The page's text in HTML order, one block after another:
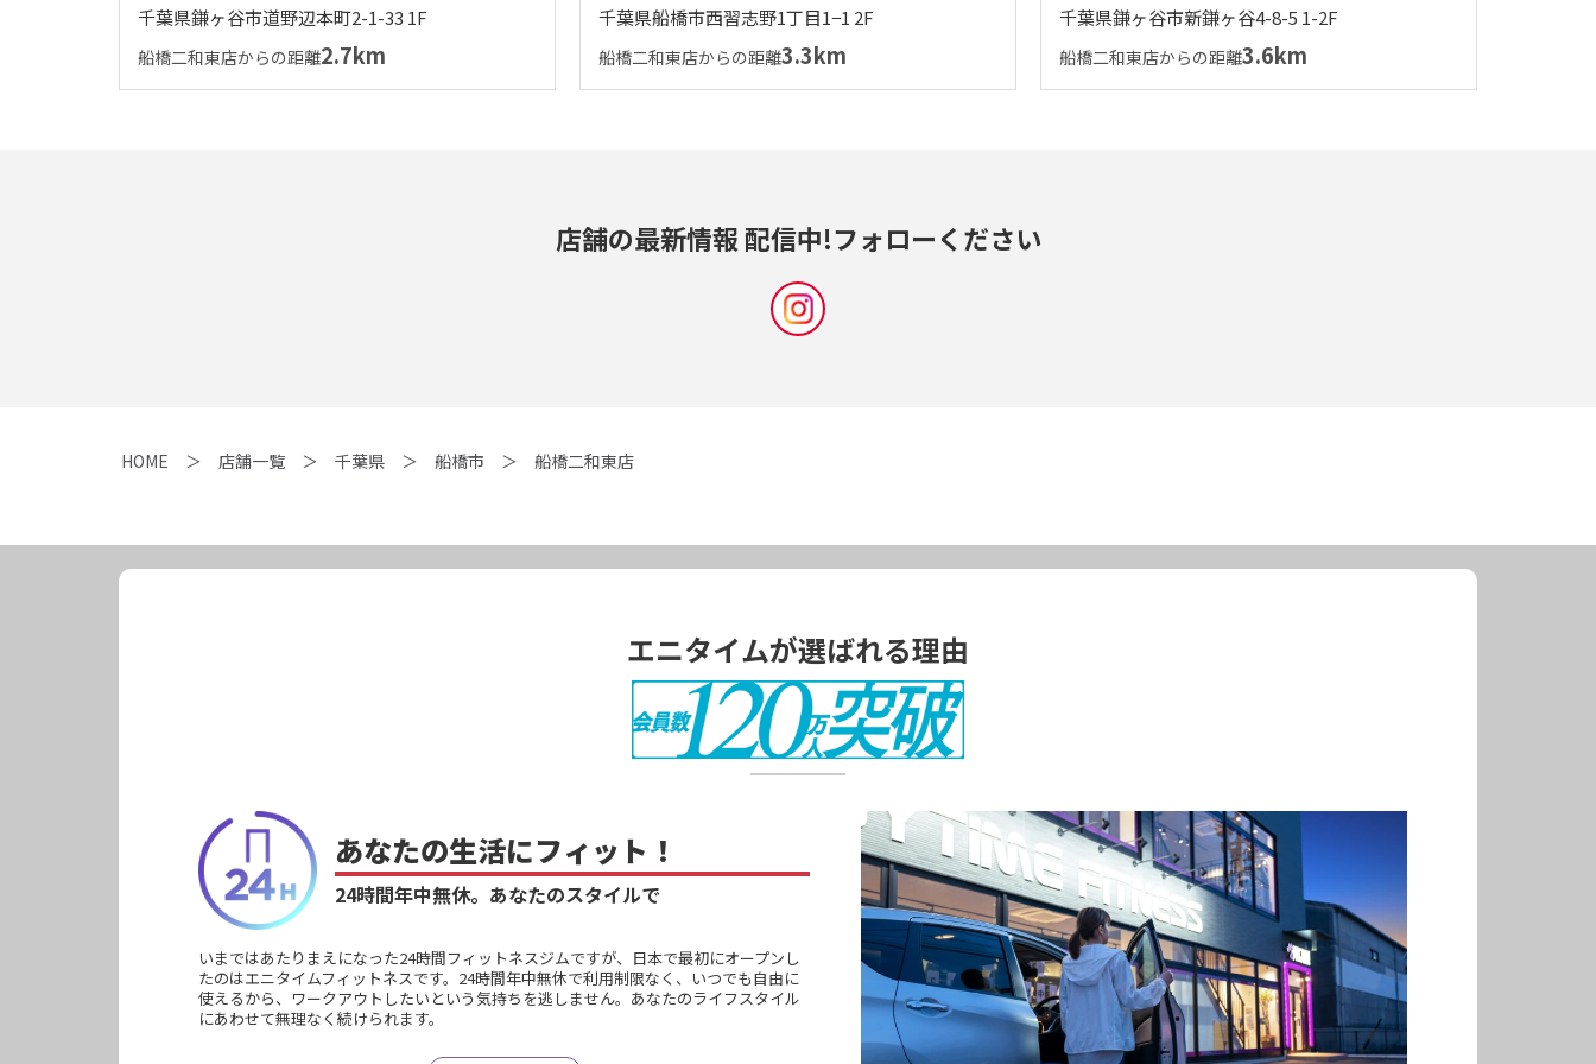
千葉県鎌ヶ谷市道野辺本町2-1-33 1F
船橋二和東店からの距離2.7km
千葉県船橋市西習志野1丁目1−1 2F
船橋二和東店からの距離3.3km
千葉県鎌ヶ谷市新鎌ヶ谷4-8-5 1-2F
船橋二和東店からの距離3.6km
店舗の最新情報 配信中!フォローください
HOME 店舗一覧 千葉県 船橋市 船橋二和東店
エニタイムが選ばれる理由
あなたの生活にフィット！
24時間年中無休。 あなたのスタイルで
いまではあたりまえになった24時間フィットネスジムですが、日本で最初にオープンし
たのはエニタイムフィットネスです。24時間年中無休で利用制限なく、いつでも自由に
使えるから、ワークアウトしたいという気持ちを逃しません。あなたのライフスタイル
にあわせて無理なく続けられます。